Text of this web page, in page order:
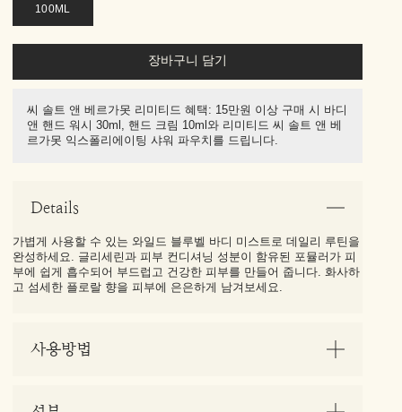
100ML
장바구니 담기
씨 솔트 앤 베르가못 리미티드 혜택: 15만원 이상 구매 시 바디
앤 핸드 워시 30ml, 핸드 크림 10ml와 리미티드 씨 솔트 앤 베
르가못 익스폴리에이팅 샤워 파우치를 드립니다.
Details
가볍게 사용할 수 있는 와일드 블루벨 바디 미스트로 데일리 루틴을
완성하세요. 글리세린과 피부 컨디셔닝 성분이 함유된 포뮬러가 피
부에 쉽게 흡수되어 부드럽고 건강한 피부를 만들어 줍니다. 화사하
고 섬세한 플로랄 향을 피부에 은은하게 남겨보세요.
사용방법